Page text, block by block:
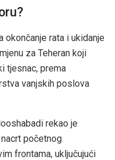
rata i ukidanje
za Teheran koji
tjesnac, prema
vanjskih poslova
rekao je
početnog
frontama, uključujući